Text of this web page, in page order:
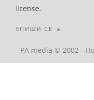
license.
ВПИШИ СЕ
PA media © 2002 -